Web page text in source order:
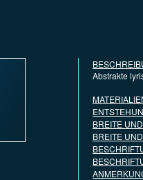
Abstrakte
BREITE
BREITE